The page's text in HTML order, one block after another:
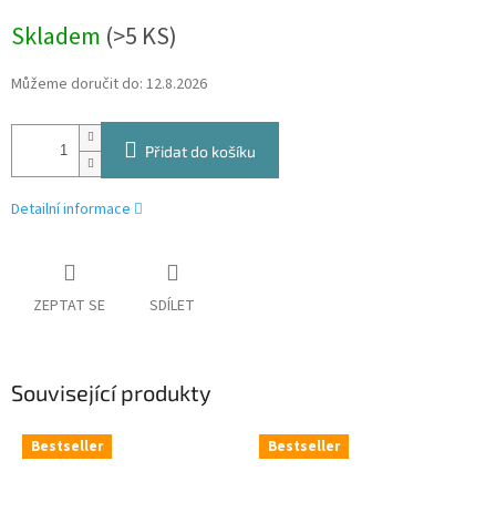
cena:
Skladem (>5 KS)
Můžeme doručit do: 12.8.2026
Přidat do košíku
Detailní informace
ZEPTAT SE SDÍLET
Související produkty
Bestseller Bestseller